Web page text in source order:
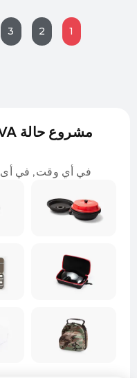
1
2
3
في أي وقت, في أى